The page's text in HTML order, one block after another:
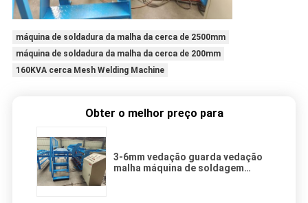
máquina de soldadura da malha da cerca de 2500mm
máquina de soldadura da malha da cerca de 200mm
160KVA cerca Mesh Welding Machine
Obter o melhor preço para
3-6mm vedação guarda vedação
malha máquina de soldagem